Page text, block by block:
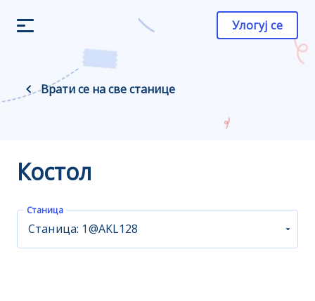
Улогуј се
Врати се на све станице
Костол
Станица
Станица: 1@AKL128